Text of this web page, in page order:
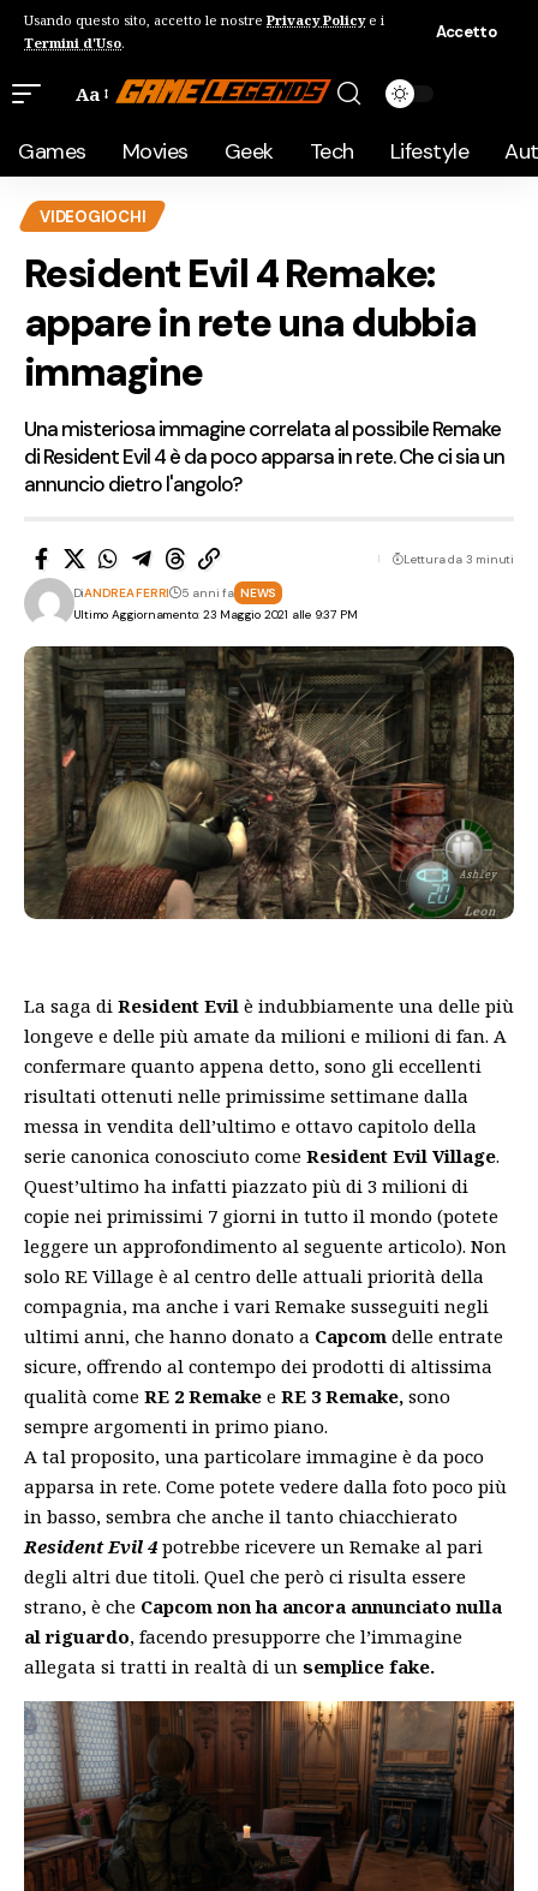
Usando questo sito, accetto le nostre Privacy Policye i
Termini d'Uso.
Accetto
Aa
Games Movies Geek Tech Lifestyle
VIDEOGIOCHI
Resident Evil 4 Remake:
appare in rete una dubbia
immagine
Una misteriosa immagine correlata al possibile Remake
di Resident Evil 4 è da poco apparsa in rete. Che ci sia un
annuncio dietro l'angolo?
Ultimo Aggiornamento: 23 Maggio 2021 alle 9:37 PM
DiANDREA FERRI 5 anni fa NEWS
Lettura da 3 minuti
La saga di Resident Evil è indubbiamente una delle più
longeve e delle più amate da milioni e milioni di fan. A
confermare quanto appena detto, sono gli eccellenti
risultati ottenuti nelle primissime settimane dalla
messa in vendita dell’ultimo e ottavo capitolo della
serie canonica conosciuto come Resident Evil Village.
Quest’ultimo ha infatti piazzato più di 3 milioni di
copie nei primissimi 7 giorni in tutto il mondo (potete
leggere un approfondimento al seguente articolo). Non
solo RE Village è al centro delle attuali priorità della
compagnia, ma anche i vari Remake susseguiti negli
ultimi anni, che hanno donato a Capcom delle entrate
sicure, offrendo al contempo dei prodotti di altissima
qualità come RE 2 Remake e RE 3 Remake, sono
sempre argomenti in primo piano.
A tal proposito, una particolare immagine è da poco
apparsa in rete. Come potete vedere dalla foto poco più
in basso, sembra che anche il tanto chiacchierato
Resident Evil 4 potrebbe ricevere un Remake al pari
degli altri due titoli. Quel che però ci risulta essere
strano, è che Capcom non ha ancora annunciato nulla
al riguardo, facendo presupporre che l’immagine
allegata si tratti in realtà di un semplice fake.